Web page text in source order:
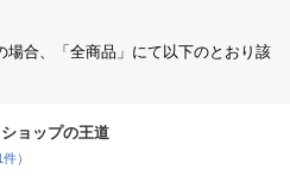
場合、「全商品」にて以下のとおり該
ョップの王道
件）